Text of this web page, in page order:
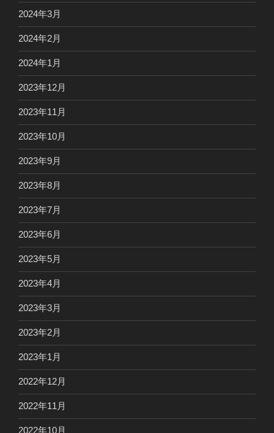
2024年3月
2024年2月
2024年1月
2023年12月
2023年11月
2023年10月
2023年9月
2023年8月
2023年7月
2023年6月
2023年5月
2023年4月
2023年3月
2023年2月
2023年1月
2022年12月
2022年11月
2022年10月